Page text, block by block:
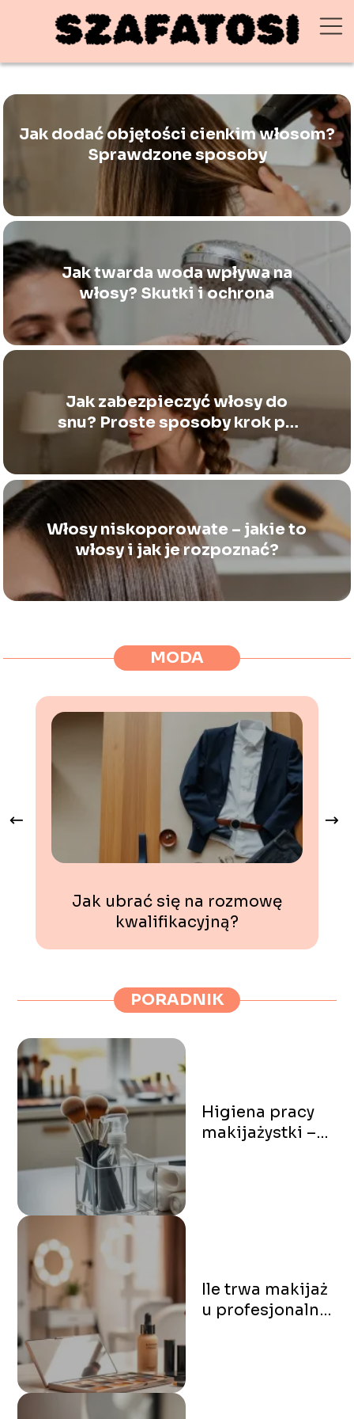
Jak dodać objętości cienkim włosom?
Sprawdzone sposoby
Jak twarda woda wpływa na
włosy? Skutki i ochrona
Jak zabezpieczyć włosy do
snu? Proste sposoby krok po
kroku
Włosy niskoporowate – jakie to
włosy i jak je rozpoznać?
MODA
Jak ubrać się na rozmowę
kwalifikacyjną?
PORADNIK
Higiena pracy
makijażystki –
Ile trwa makijaż
u profesjonalnej